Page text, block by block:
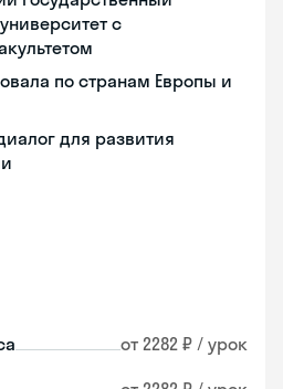
с
по странам Европы и
для развития
от 2282 ₽ / урок